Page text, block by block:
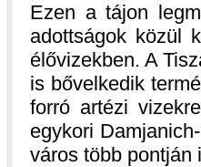
Ezen a tájon
adottságok közül
élővizekben. A
is bővelkedik
forró artézi
egykori
város több pontján